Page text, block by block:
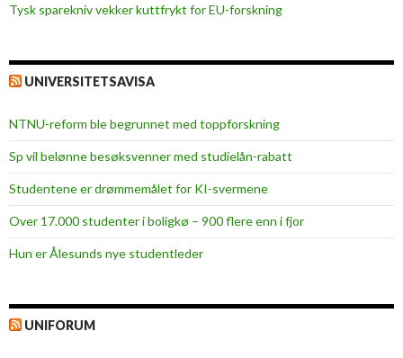
r
f
t
Tysk sparekniv vekker kuttfrykt for EU-forskning
UNIVERSITETSAVISA
NTNU-reform ble begrunnet med toppforskning
Sp vil belønne besøksvenner med studielån-rabatt
Studentene er drømmemålet for KI-svermene
Over 17.000 studenter i boligkø – 900 flere enn i fjor
Hun er Ålesunds nye studentleder
UNIFORUM